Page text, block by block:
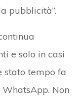
pubblicità”.
e solo in casi
stato tempo fa
Non